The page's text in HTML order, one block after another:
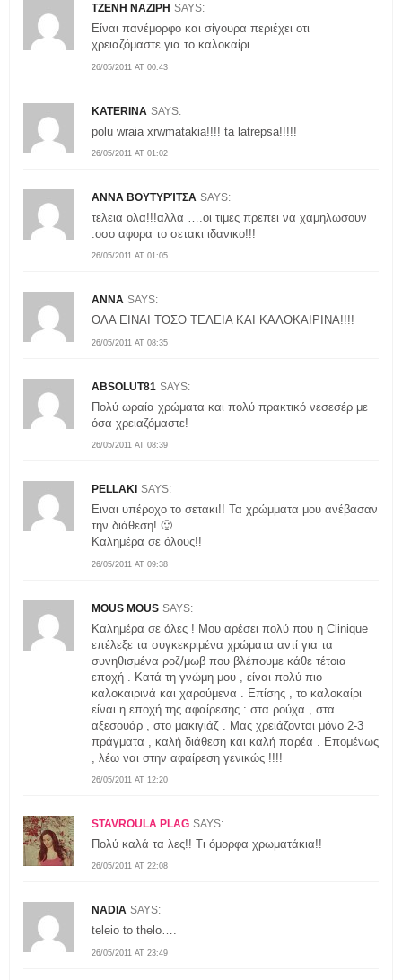
TZENH ΝΑΖΙΡΗ SAYS:
26/05/2011 AT 00:43
Είναι πανέμορφο και σίγουρα περιέχει οτι
χρειαζόμαστε για το καλοκαίρι
KATERINA SAYS:
26/05/2011 AT 01:02
polu wraia xrwmatakia!!!! ta latrepsa!!!!!
ΑΝΝΑ ΒΟΥΤΥΡΊΤΣΑ SAYS:
26/05/2011 AT 01:05
τελεια ολα!!!αλλα ….οι τιμες πρεπει να χαμηλωσουν
.οσο αφορα το σετακι ιδανικο!!!
ANNA SAYS:
26/05/2011 AT 08:35
ΟΛΑ ΕΙΝΑΙ ΤΟΣΟ ΤΕΛΕΙΑ ΚΑΙ ΚΑΛΟΚΑΙΡΙΝΑ!!!!
ABSOLUT81 SAYS:
26/05/2011 AT 08:39
Πολύ ωραία χρώματα και πολύ πρακτικό νεσεσέρ με
όσα χρειαζόμαστε!
PELLAKI SAYS:
26/05/2011 AT 09:38
Ειναι υπέροχο το σετακι!! Τα χρώμματα μου ανέβασαν
την διάθεση! 🙂
Καλημέρα σε όλους!!
MOUS MOUS SAYS:
26/05/2011 AT 12:20
Καλημέρα σε όλες ! Μου αρέσει πολύ που η Clinique
επέλεξε τα συγκεκριμένα χρώματα αντί για τα
συνηθισμένα ροζ/μωβ που βλέπουμε κάθε τέτοια
εποχή . Κατά τη γνώμη μου , είναι πολύ πιο
καλοκαιρινά και χαρούμενα . Επίσης , το καλοκαίρι
είναι η εποχή της αφαίρεσης : στα ρούχα , στα
αξεσουάρ , στο μακιγιάζ . Μας χρειάζονται μόνο 2-3
πράγματα , καλή διάθεση και καλή παρέα . Επομένως
, λέω ναι στην αφαίρεση γενικώς !!!!
STAVROULA PLAG SAYS:
26/05/2011 AT 22:08
Πολύ καλά τα λες!! Τι όμορφα χρωματάκια!!
NADIA SAYS:
26/05/2011 AT 23:49
teleio to thelo….